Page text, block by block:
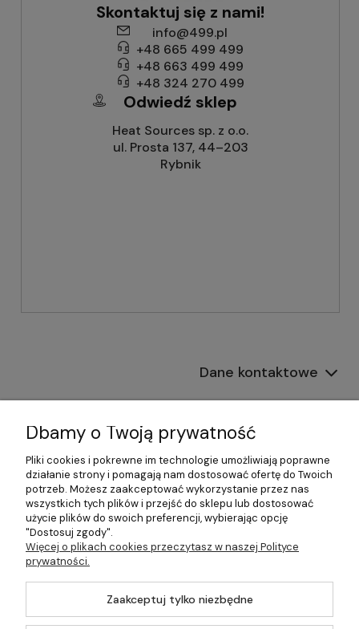
Skontaktuj się z nami!
info@499.pl
+48 665 499 499
+48 663 499 499
+48 324 270 499
Odwiedź sklep
Heat Sources sp. z o.o.
ul. Prosta 137, 44–203
Rybnik
Dane kontaktowe
Płatności i dostawa
Pomoc
Moje konto
©2026 Wszelkie Prawa Zastrzeżone | 499.pl - najlepszy sklep z
Dbamy o Twoją prywatność
Pliki cookies i pokrewne im technologie umożliwiają poprawne
działanie strony i pomagają nam dostosować ofertę do Twoich
potrzeb. Możesz zaakceptować wykorzystanie przez nas
wszystkich tych plików i przejść do sklepu lub dostosować
użycie plików do swoich preferencji, wybierając opcję
"Dostosuj zgody".
Więcej o plikach cookies przeczytasz w naszej Polityce
prywatności.
Zaakceptuj tylko niezbędne